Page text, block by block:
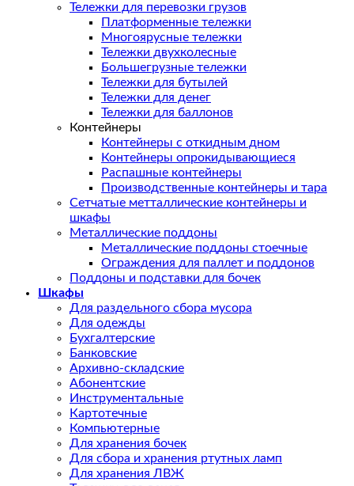
Тележки для перевозки грузов
Платформенные тележки
Многоярусные тележки
Тележки двухколесные
Большегрузные тележки
Тележки для бутылей
Тележки для денег
Тележки для баллонов
Контейнеры
Контейнеры с откидным дном
Контейнеры опрокидывающиеся
Распашные контейнеры
Производственные контейнеры и тара
Сетчатые метталлические контейнеры и
шкафы
Металлические поддоны
Металлические поддоны стоечные
Ограждения для паллет и поддонов
Поддоны и подставки для бочек
Шкафы
Для раздельного сбора мусора
Для одежды
Бухгалтерские
Банковские
Архивно-складские
Абонентские
Инструментальные
Картотечные
Компьютерные
Для хранения бочек
Для сбора и хранения ртутных ламп
Для хранения ЛВЖ